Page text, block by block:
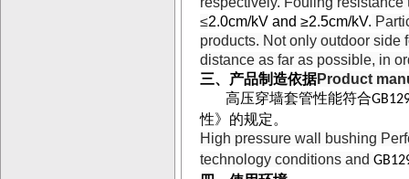
≤2.0cm/kV and ≥2.5cm/kV.
products. Not only outdoor side
distance as far as possible, in
三、产品制造依据Product
高压穿墙套管性能符合
性》的规定。
High pressure wall bushing
technology conditions and